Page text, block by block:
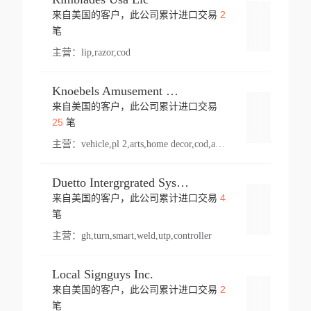
来自美国的客户，此公司累计进口交易 2
笔
主营： lip,razor,cod
Knoebels Amusement Resort
来自美国的客户，此公司累计进口交易
25笔
主营： vehicle,pl 2,arts,home decor,cod,amusement ride,sea
Duetto Intergrgrated Systems Inc.
来自美国的客户，此公司累计进口交易 4
笔
主营： gh,turn,smart,weld,utp,controller
Local Signguys Inc.
来自美国的客户，此公司累计进口交易 2
笔